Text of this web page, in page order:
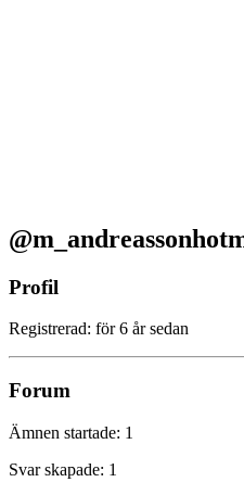
Profil
Registrerad: för 6 år sedan
Forum
Ämnen startade: 1
Svar skapade: 1